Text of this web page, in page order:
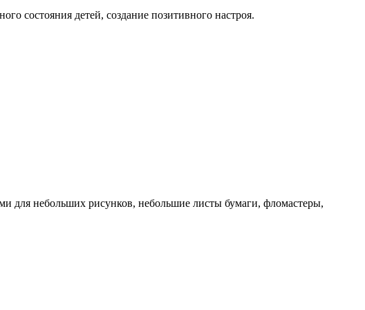
состояния детей, создание позитивного настроя.
для небольших рисунков, небольшие листы бумаги, фломастеры,